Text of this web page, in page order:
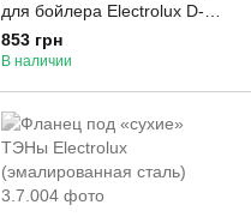
для бойлера Electrolux D-
95мм, L-420/445мм
853 грн
В наличии